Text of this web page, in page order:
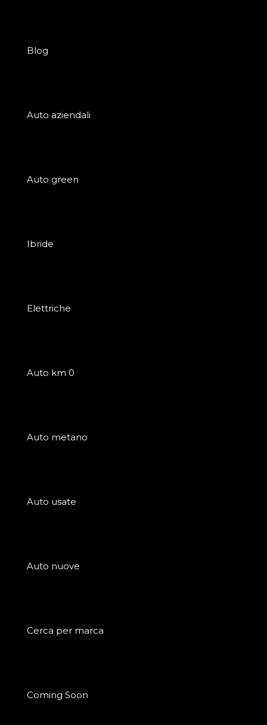
Blog
Auto aziendali
Auto green
Ibride
Elettriche
Auto km 0
Auto metano
Auto usate
Auto nuove
Cerca per marca
Coming Soon